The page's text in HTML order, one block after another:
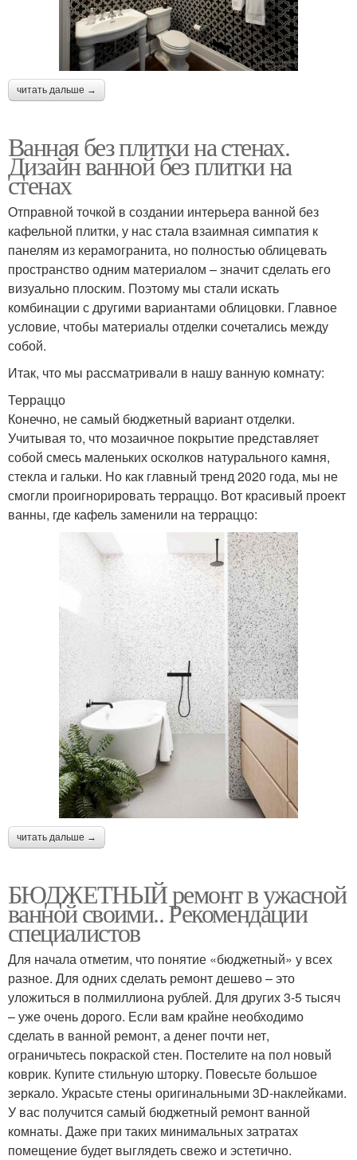
читать дальше →
Ванная без плитки на стенах.
Дизайн ванной без плитки на
стенах
Отправной точкой в создании интерьера ванной без
кафельной плитки, у нас стала взаимная симпатия к
панелям из керамогранита, но полностью облицевать
пространство одним материалом – значит сделать его
визуально плоским. Поэтому мы стали искать
комбинации с другими вариантами облицовки. Главное
условие, чтобы материалы отделки сочетались между
собой.
Итак, что мы рассматривали в нашу ванную комнату:
Терраццо
Конечно, не самый бюджетный вариант отделки.
Учитывая то, что мозаичное покрытие представляет
собой смесь маленьких осколков натурального камня,
стекла и гальки. Но как главный тренд 2020 года, мы не
смогли проигнорировать терраццо. Вот красивый проект
ванны, где кафель заменили на терраццо:
читать дальше →
БЮДЖЕТНЫЙ ремонт в ужасной
ванной своими.. Рекомендации
специалистов
Для начала отметим, что понятие «бюджетный» у всех
разное. Для одних сделать ремонт дешево – это
уложиться в полмиллиона рублей. Для других 3-5 тысяч
– уже очень дорого. Если вам крайне необходимо
сделать в ванной ремонт, а денег почти нет,
ограничьтесь покраской стен. Постелите на пол новый
коврик. Купите стильную шторку. Повесьте большое
зеркало. Украсьте стены оригинальными 3D-наклейками.
У вас получится самый бюджетный ремонт ванной
комнаты. Даже при таких минимальных затратах
помещение будет выглядеть свежо и эстетично.